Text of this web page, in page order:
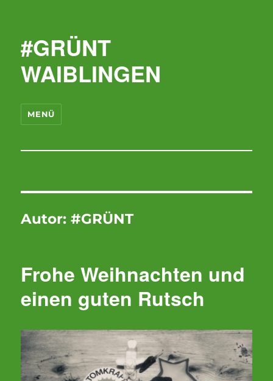
#GRÜNT
WAIBLINGEN
MENÜ
Autor:#GRÜNT
Frohe Weihnachten und
einen guten Rutsch